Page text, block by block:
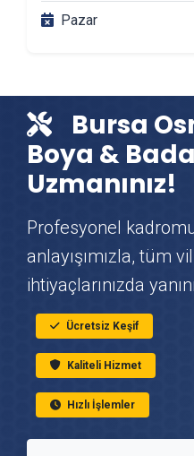
Osmangazi
Osmangazi Vinç
Osmangazi Mutfak
Osmangazi Çatı
Osmangazi Fayans &
Osmangazi Prefabrik
Osmangazi Ahşap Ev
Osmangazi Peyzaj
Pazar
Bursa
Boya &
Uzmanınız!
Profesyonel
anlayışımızla, tüm
ihtiyaçlarınızda
Ücretsiz Keşif
Kaliteli Hizmet
Hızlı İşlemler